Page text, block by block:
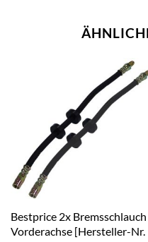
Bestprice 2x Bremsschlauch
Vorderachse [Hersteller-Nr.